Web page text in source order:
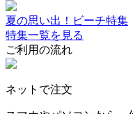
夏の思い出！ビーチ特集
特集一覧を見る
ご利用の流れ
ネットで注文